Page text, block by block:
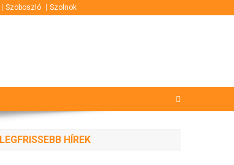
Szoboszló Szolnok
LEGFRISSEBB HÍREK